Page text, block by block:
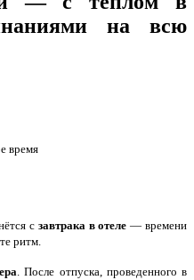
на всю
время
с завтрака в отеле — времени
ритм.
. После отпуска, проведенного в